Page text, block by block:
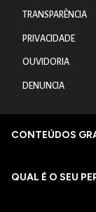
TRANSPARÊNCIA
PRIVACIDADE
OUVIDORIA
DENUNCIA
CONTEÚDOS
QUAL É O SEU